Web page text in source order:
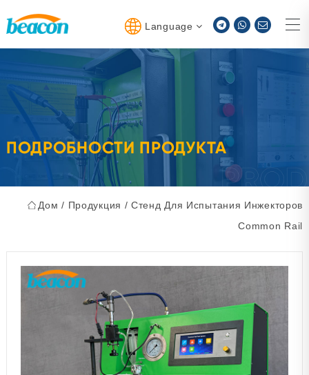
Language
ПОДРОБНОСТИ ПРОДУКТА
Дом / Продукция /Стенд Для Испытания Инжекторов
Common Rail